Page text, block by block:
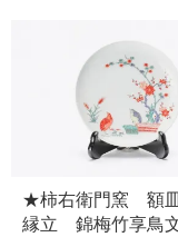
★柿右衛門窯 額
縁立 錦梅竹享鳥